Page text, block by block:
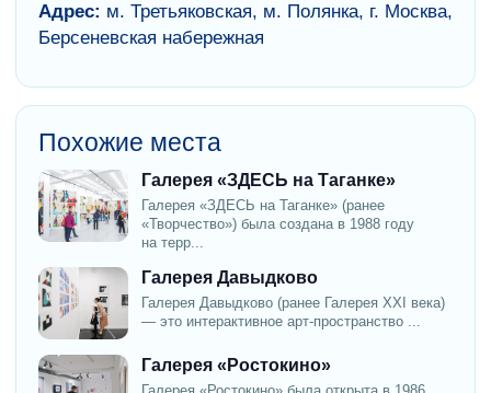
Адрес: м. Третьяковская, м. Полянка, г. Москва,
Берсеневская набережная
Похожие места
Галерея «ЗДЕСЬ на Таганке»
Галерея «ЗДЕСЬ на Таганке» (ранее
«Творчество») была создана в 1988 году
на терр...
Галерея Давыдково
Галерея Давыдково (ранее Галерея XXI века)
— это интерактивное арт-пространство ...
Галерея «Ростокино»